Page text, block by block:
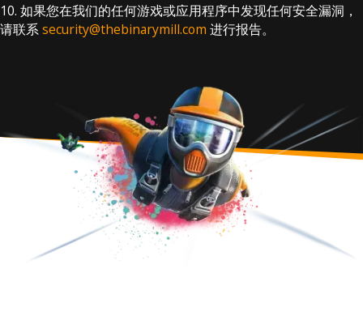
10. 如果您在我们的任何游戏或应用程序中发现任何安全漏洞，
请联系security@thebinarymill.com 进行报告。
Join Us On Social Media
Want to stay up to date with our newest releases,